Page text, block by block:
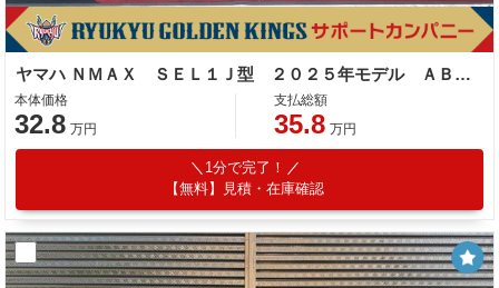
ヤマハ ＮＭＡＸ ＳＥＬ１Ｊ型 ２０２５年モデル ＡＢＳ キーレス リアキャリア リアＢＯＸ
本体価格
32.8 万円
支払総額
35.8 万円
1分で完了！
【無料】見積・在庫確認